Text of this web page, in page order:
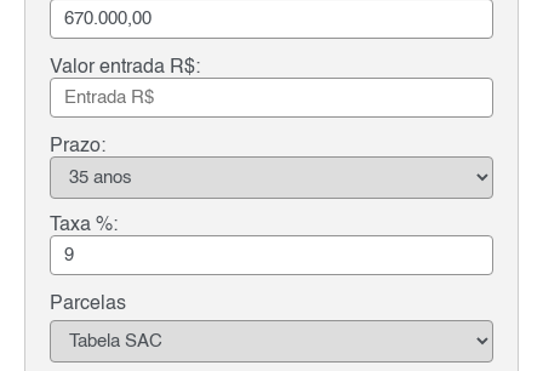
Valor entrada R$:
Prazo:
Taxa %:
Parcelas